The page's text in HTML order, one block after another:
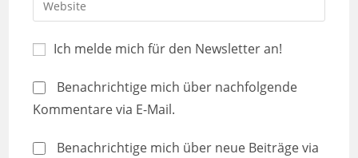
Ich melde mich für den Newsletter an!
Benachrichtige mich über nachfolgende
Kommentare via E-Mail.
Benachrichtige mich über neue Beiträge via